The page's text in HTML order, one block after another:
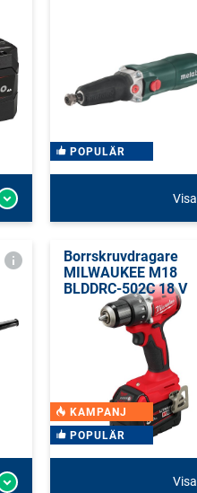
POPULÄR
Visa
Borrskruvdragare
MILWAUKEE M18
BLDDRC-502C 18 V
KAMPANJ
POPULÄR
Visa